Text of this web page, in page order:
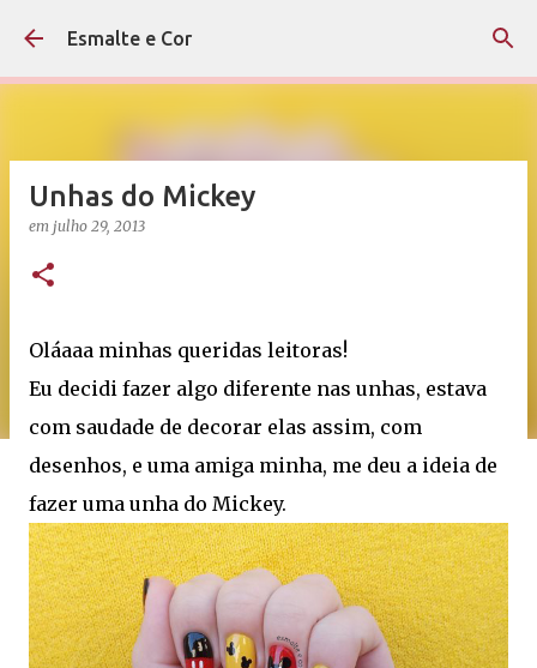
Pular para o conteúdo principal
Esmalte e Cor
Unhas do Mickey
em julho 29, 2013
Oláaaa minhas queridas leitoras!
Eu decidi fazer algo diferente nas unhas, estava
com saudade de decorar elas assim, com
desenhos, e uma amiga minha, me deu a ideia de
fazer uma unha do Mickey.